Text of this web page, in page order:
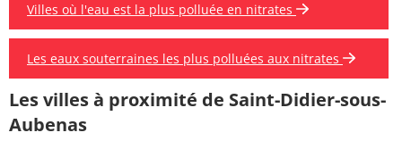
Villes où l'eau est la plus polluée en nitrates
Les eaux souterraines les plus polluées aux nitrates
Les villes à proximité de Saint-Didier-sous-
Aubenas